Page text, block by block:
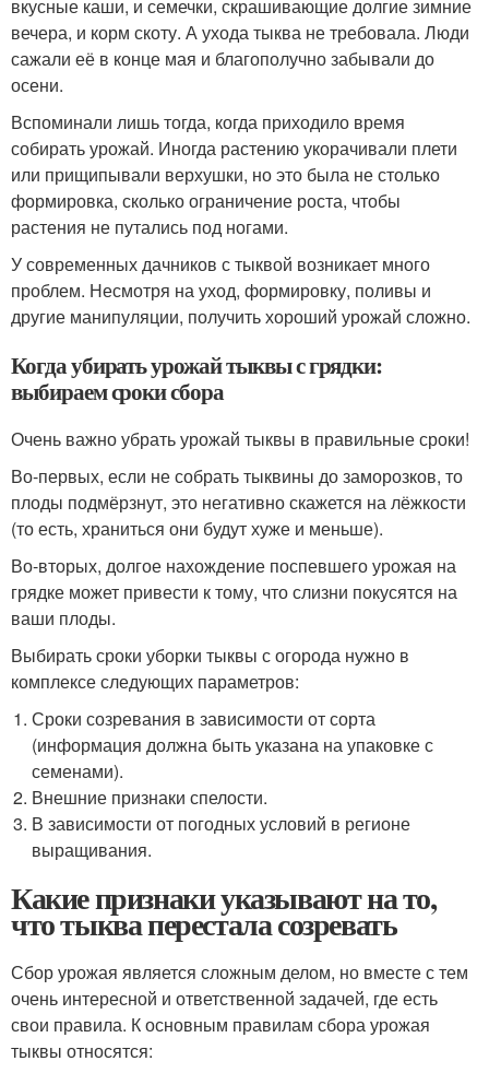
вкусные каши, и семечки, скрашивающие долгие зимние
вечера, и корм скоту. А ухода тыква не требовала. Люди
сажали её в конце мая и благополучно забывали до
осени.
Вспоминали лишь тогда, когда приходило время
собирать урожай. Иногда растению укорачивали плети
или прищипывали верхушки, но это была не столько
формировка, сколько ограничение роста, чтобы
растения не путались под ногами.
У современных дачников с тыквой возникает много
проблем. Несмотря на уход, формировку, поливы и
другие манипуляции, получить хороший урожай сложно.
Когда убирать урожай тыквы с грядки:
выбираем сроки сбора
Очень важно убрать урожай тыквы в правильные сроки!
Во-первых, если не собрать тыквины до заморозков, то
плоды подмёрзнут, это негативно скажется на лёжкости
(то есть, храниться они будут хуже и меньше).
Во-вторых, долгое нахождение поспевшего урожая на
грядке может привести к тому, что слизни покусятся на
ваши плоды.
Выбирать сроки уборки тыквы с огорода нужно в
комплексе следующих параметров:
Сроки созревания в зависимости от сорта
(информация должна быть указана на упаковке с
семенами).
Внешние признаки спелости.
В зависимости от погодных условий в регионе
выращивания.
Какие признаки указывают на то,
что тыква перестала созревать
Сбор урожая является сложным делом, но вместе с тем
очень интересной и ответственной задачей, где есть
свои правила. К основным правилам сбора урожая
тыквы относятся: